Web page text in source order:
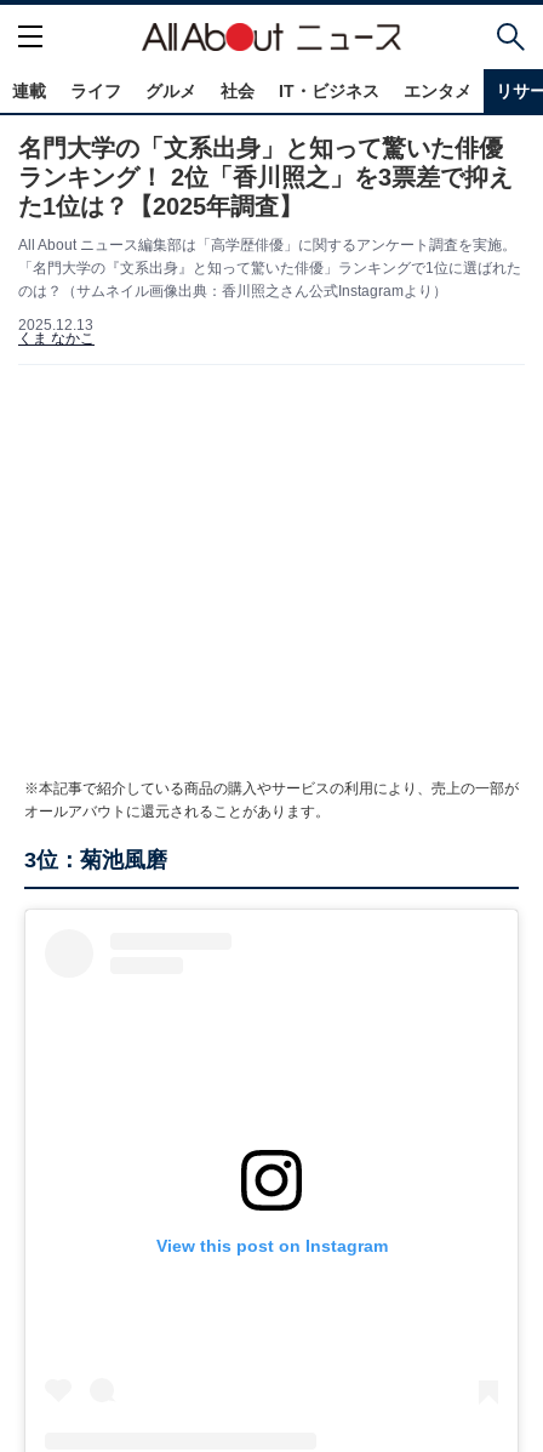
連載 ライフ グルメ 社会 IT・ビジネス エンタメ リサ
名門大学の「文系出身」と知って驚いた俳優
ランキング！ 2位「香川照之」を3票差で抑え
た1位は？【2025年調査】
All About ニュース編集部は「高学歴俳優」に関するアンケート調査を実施。
「名門大学の『文系出身』と知って驚いた俳優」ランキングで1位に選ばれた
のは？（サムネイル画像出典：香川照之さん公式Instagramより）
2025.12.13
くま なかこ
※本記事で紹介している商品の購入やサービスの利用により、売上の一部が
オールアバウトに還元されることがあります。
3位：菊池風磨
View this post on Instagram